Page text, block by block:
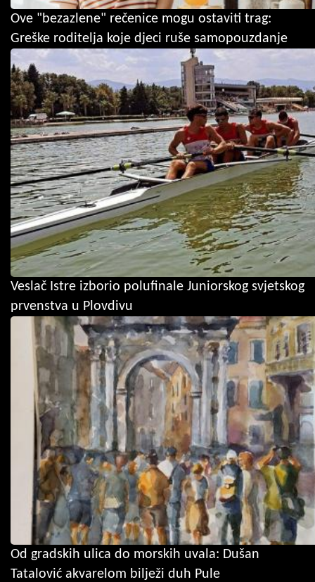
Ove "bezazlene" rečenice mogu ostaviti trag:
Greške roditelja koje djeci ruše samopouzdanje
Veslač Istre izborio polufinale Juniorskog svjetskog
prvenstva u Plovdivu
Od gradskih ulica do morskih uvala: Dušan
Tatalović akvarelom bilježi duh Pule